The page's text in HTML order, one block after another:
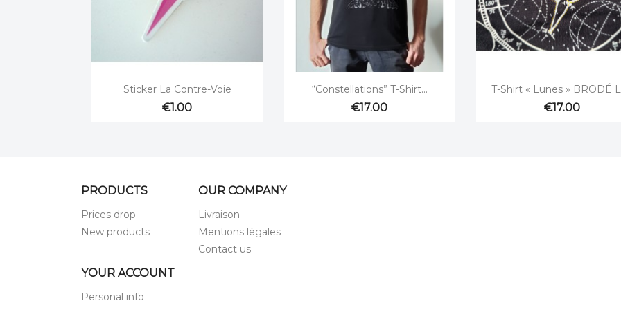
Quick view
Sticker La Contre-Voie
€1.00
Quick view
“Constellations” T-Shirt...
€17.00
 Quick view
T-Shirt « Lunes » BRODÉ
€17.00
PRODUCTS
Prices drop
New products
OUR COMPANY
Livraison
Mentions légales
Contact us
YOUR ACCOUNT
Personal info